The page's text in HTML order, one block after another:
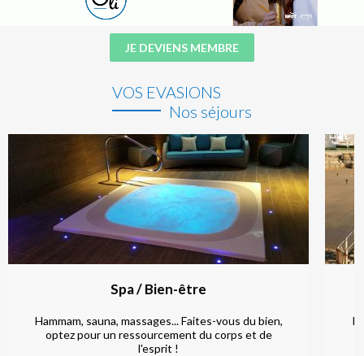
JE DEVIENS MEMBRE
VOS EVASIONS
Nos séjours
Spa / Bien-être
Hammam, sauna, massages... Faites-vous du bien,
optez pour un ressourcement du corps et de
l'esprit !